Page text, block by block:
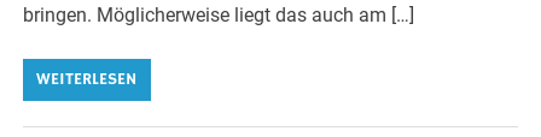
bringen. Möglicherweise liegt das auch am […]
WEITERLESEN